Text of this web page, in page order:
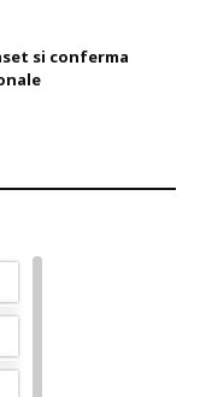
si conferma